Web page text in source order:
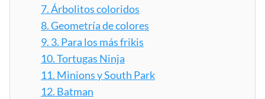
7.Árbolitos coloridos
8.Geometría de colores
9. 3. Para los más frikis
10.Tortugas Ninja
11. Minions y South Park
12. Batman